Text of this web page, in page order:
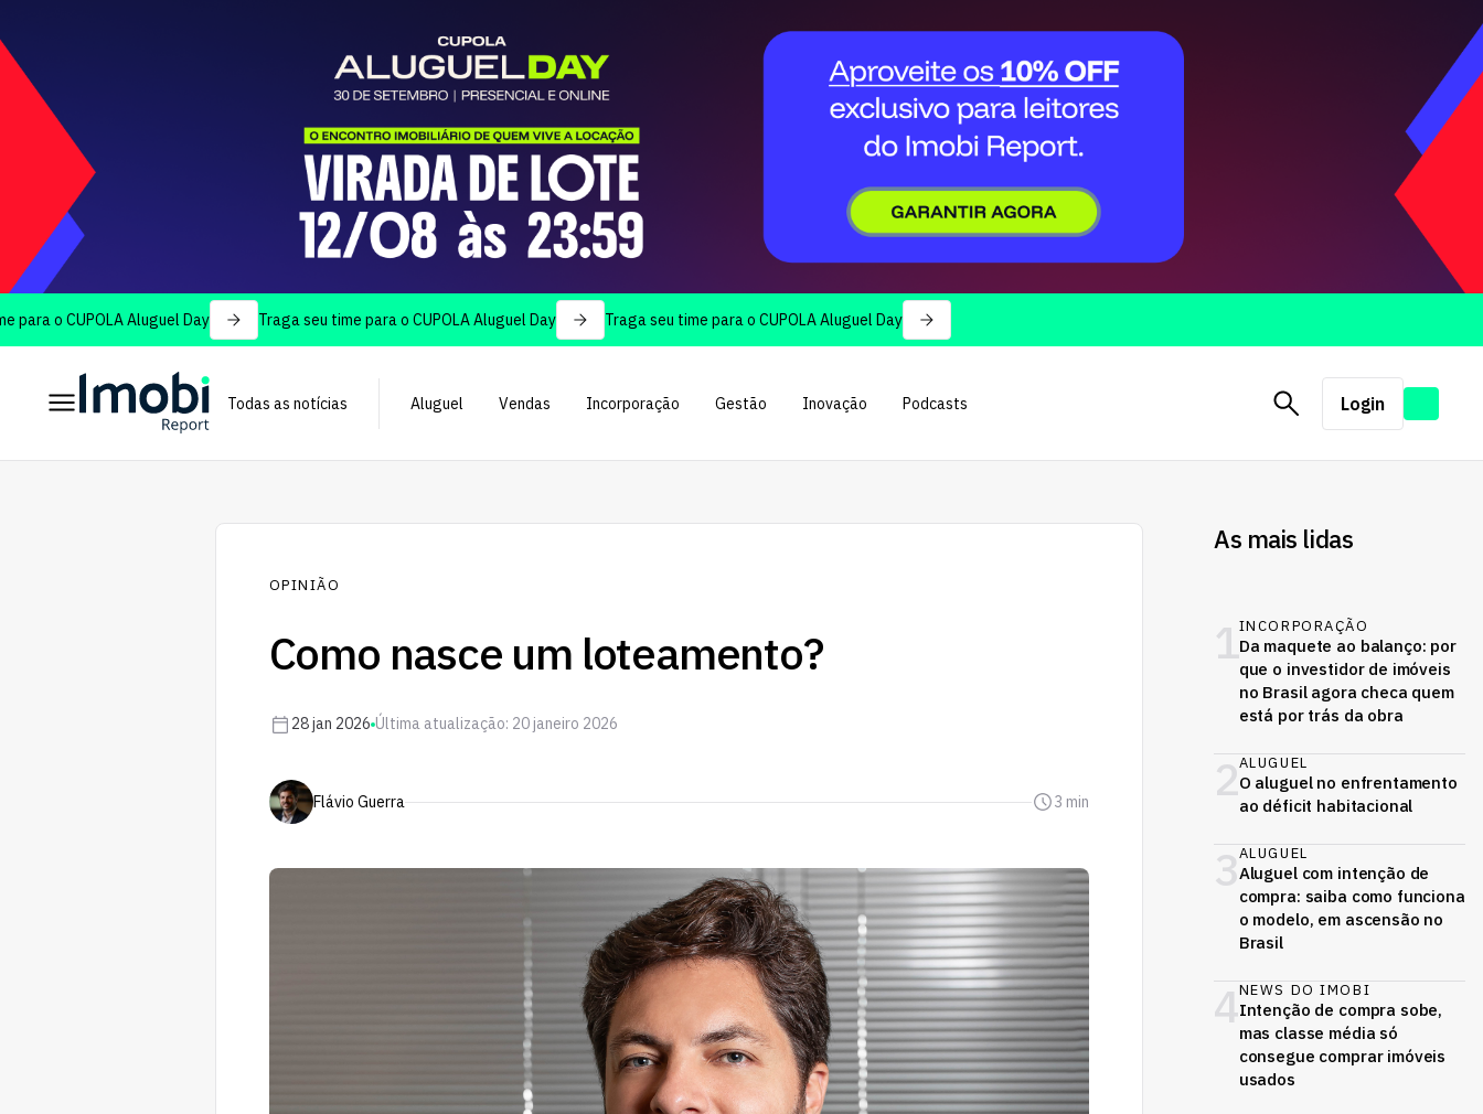
Aluguel Day Traga seu time para o CUPOLA Aluguel Day Traga seu time para o CUPOLA Aluguel Day
Todas as notícias Aluguel Vendas Incorporação Gestão Inovação Podcasts Login
OPINIÃO
Como nasce um loteamento?
28 jan 2026 Última atualização: 20 janeiro 2026
Flávio Guerra 3 min
As mais lidas
1INCORPORAÇÃO
Da maquete ao balanço: por
que o investidor de imóveis
no Brasil agora checa quem
está por trás da obra
2ALUGUEL
O aluguel no enfrentamento
ao déficit habitacional
3ALUGUEL
Aluguel com intenção de
compra: saiba como funciona
o modelo, em ascensão no
Brasil
4NEWS DO IMOBI
Intenção de compra sobe,
mas classe média só
consegue comprar imóveis
usados